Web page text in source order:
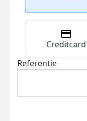
Creditcard
Referentie